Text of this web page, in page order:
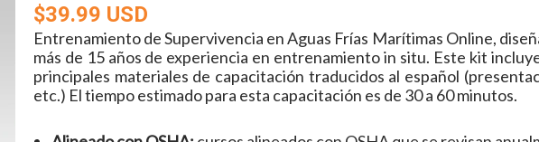
$39.99 USD
Entrenamiento de Supervivencia en Aguas Frías Marítimas Online,
más de 15 años de experiencia en entrenamiento in situ. Este kit
principales materiales de capacitación traducidos al español
etc.) El tiempo estimado para esta capacitación es de 30 a 60 minutos.